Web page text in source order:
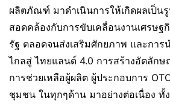
ผลิตภัณฑ์ มาดำเนินการให้เกิดผลเป็น
สอดคล้องกับการขับเคลื่อนงานเศรษฐ
รัฐ ตลอดจนส่งเสริมศักยภาพ และกา
ไกลสู่ ไทยแลนด์ 4.0 การสร้างอัตลัก
การช่วยเหลือผู้ผลิต ผู้ประกอบการ
ชุมชน ในทุกๆด้าน มาอย่างต่อเนื่อง ทั้